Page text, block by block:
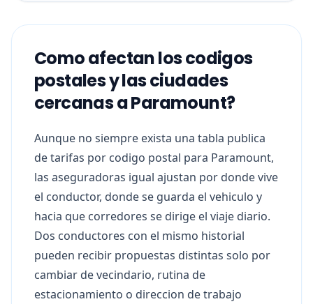
Como afectan los codigos
postales y las ciudades
cercanas a Paramount?
Aunque no siempre exista una tabla publica
de tarifas por codigo postal para Paramount,
las aseguradoras igual ajustan por donde vive
el conductor, donde se guarda el vehiculo y
hacia que corredores se dirige el viaje diario.
Dos conductores con el mismo historial
pueden recibir propuestas distintas solo por
cambiar de vecindario, rutina de
estacionamiento o direccion de trabajo